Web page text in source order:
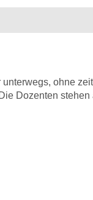
ohne
Dozenten stehen